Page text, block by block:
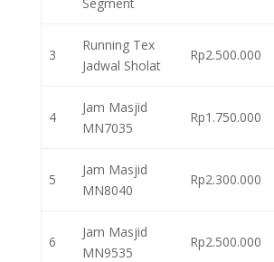
3
Running Tex
Jadwal Sholat
Rp2.500.000
4
Jam Masjid
MN7035
Rp1.750.000
5
Jam Masjid
MN8040
Rp2.300.000
6
Jam Masjid
MN9535
Rp2.500.000